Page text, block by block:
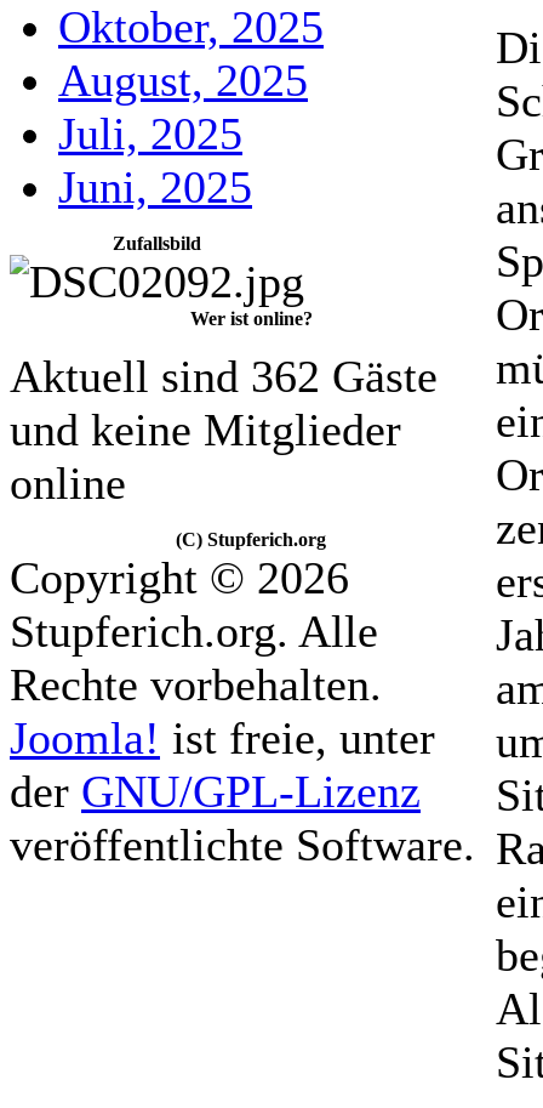
Oktober, 2025
August, 2025
Juli, 2025
Juni, 2025
Zufallsbild
Wer ist online?
Aktuell sind 362 Gäste
und keine Mitglieder
online
(C) Stupferich.org
Copyright © 2026
Stupferich.org. Alle
Rechte vorbehalten.
Joomla! ist freie, unter
der GNU/GPL-Lizenz
veröffentlichte Software.